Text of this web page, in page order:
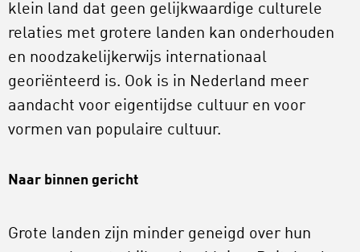
klein land dat geen gelijkwaardige culturele
relaties met grotere landen kan onderhouden
en noodzakelijkerwijs internationaal
georiënteerd is. Ook is in Nederland meer
aandacht voor eigentijdse cultuur en voor
vormen van populaire cultuur.
Naar binnen gericht
Grote landen zijn minder geneigd over hun